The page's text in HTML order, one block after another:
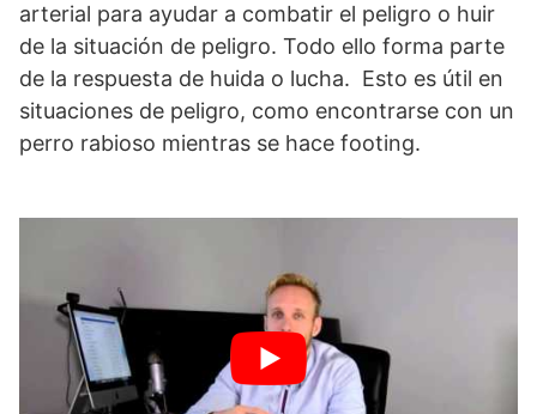
arterial para ayudar a combatir el peligro o huir
de la situación de peligro. Todo ello forma parte
de la respuesta de huida o lucha. Esto es útil en
situaciones de peligro, como encontrarse con un
perro rabioso mientras se hace footing.